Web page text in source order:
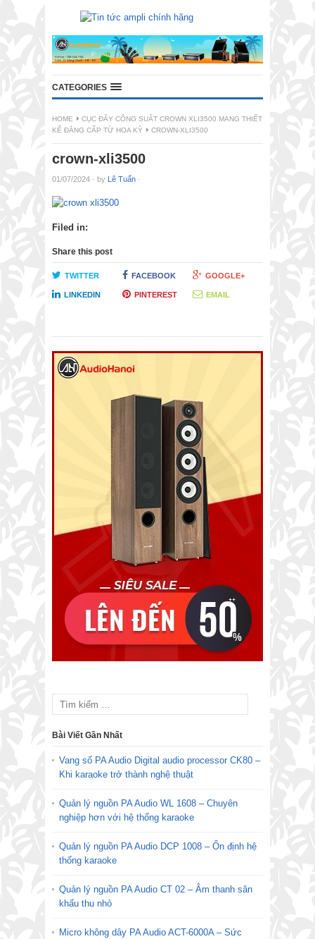
CATEGORIES
HOME
CỤC ĐẨY CÔNG SUẤT CROWN XLI3500 MANG THIẾT
KẾ ĐẲNG CẤP TỪ HOA KỲ
CROWN-XLI3500
crown-xli3500
01/07/2024 · by Lê Tuấn ·
Filed in:
Share this post
TWITTER FACEBOOK GOOGLE+
LINKEDIN PINTEREST EMAIL
Bài Viết Gần Nhất
Vang số PA Audio Digital audio processor CK80 –
Khi karaoke trở thành nghệ thuật
Quản lý nguồn PA Audio WL 1608 – Chuyên
nghiệp hơn với hệ thống karaoke
Quản lý nguồn PA Audio DCP 1008 – Ổn định hệ
thống karaoke
Quản lý nguồn PA Audio CT 02 – Âm thanh sân
khấu thu nhỏ
Micro không dây PA Audio ACT-6000A – Sức